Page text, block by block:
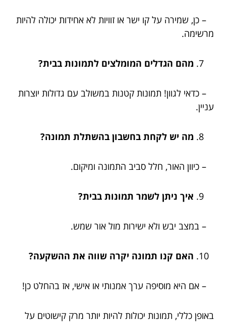
– כן, שמירה על קו ישר או זוויות לא אחידות יכולה להיות
מרשימה.
מהם הגדלים המומלצים לתמונות בבית?
– כדאי לגוון! תמונות קטנות במשולב עם גדולות יוצרות
עניין.
מה יש לקחת בחשבון בהשתלת תמונה?
– כיוון האור, חלל סביב התמונה ומיקום.
איך ניתן לשמר תמונות בבית?
– במצב יבש ולא ישירות מול אור שמש.
האם קנו תמונה יקרה שווה את ההשקעה?
– אם היא מוסיפה ערך אמנותי או אישי, אז בהחלט כן!
באופן כללי, תמונות יכולות להיות יותר מרק קישוטים על